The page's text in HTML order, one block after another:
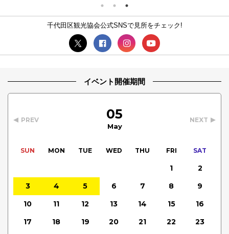
千代田区観光協会公式SNSで見所をチェック!
イベント開催期間
PREV 05
May
NEXT
SUN MON TUE WED THU FRI SAT
1
2
3
4 5 6 7 8
9
10
11 12 13 14 15
16
17
18 19 20 21 22
23